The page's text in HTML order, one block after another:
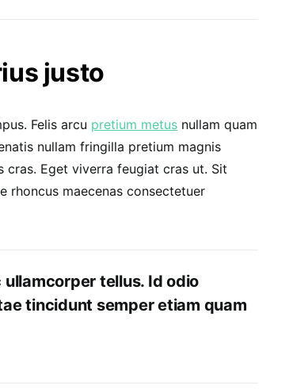
justo
Felis arcu pretium metus nullam quam
nullam fringilla pretium magnis
cras. Eget viverra feugiat cras ut. Sit
rhoncus maecenas consectetuer
tellus. Id odio
tincidunt semper etiam quam